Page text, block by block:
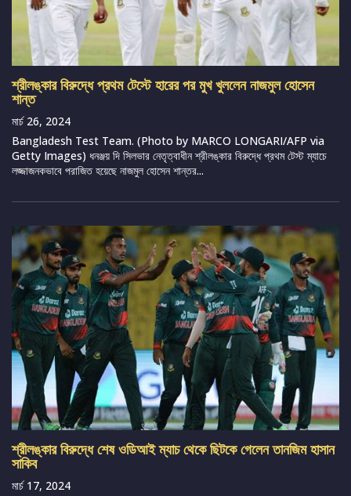
শ্রীলঙ্কার বিরুদ্ধে প্রথম টেস্টে হারের পর মুখ খুললেন নাজমুল হোসেন
শান্ত
মার্চ 26, 2024
Bangladesh Test Team. (Photo by MARCO LONGARI/AFP via
Getty Images) ধনঞ্জয় দি সিলভার নেতৃত্বাধীন শ্রীলঙ্কার বিরুদ্ধে প্রথম টেস্ট ম্যাচে
লজ্জাজনকভাবে পরাজিত হয়েছে নাজমুল হোসেন শান্তর...
শ্রীলঙ্কার বিরুদ্ধে শেষ ওডিআই ম্যাচ থেকে ছিটকে গেলেন তানজিম হাসান
সাকিব
মার্চ 17, 2024